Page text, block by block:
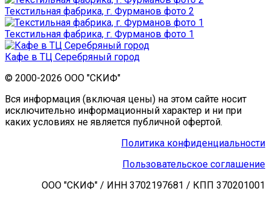
Текстильная фабрика, г. Фурманов фото 2
Текстильная фабрика, г. Фурманов фото 1
Кафе в ТЦ Серебряный город
© 2000-2026 ООО "СКИФ"
Вся информация (включая цены) на этом сайте носит
исключительно информационный характер и ни при
каких условиях не является публичной офертой.
Политика конфиденциальности
Пользовательское соглашение
ООО "СКИФ" / ИНН 3702197681 / КПП 370201001